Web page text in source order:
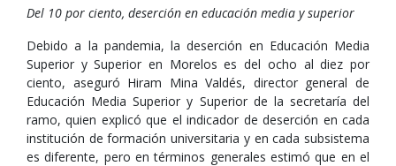
Del 10 por ciento, deserción en educación media y superior
Debido a la pandemia, la deserción en Educación Media
Superior y Superior en Morelos es del ocho al diez por
ciento, aseguró Hiram Mina Valdés, director general de
Educación Media Superior y Superior de la secretaría del
ramo, quien explicó que el indicador de deserción en cada
institución de formación universitaria y en cada subsistema
es diferente, pero en términos generales estimó que en el